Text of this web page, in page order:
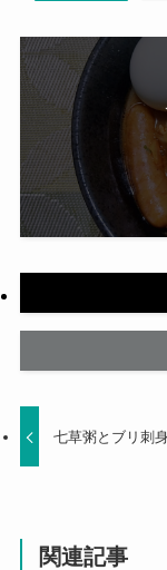
七草粥とブリ刺
関連記事